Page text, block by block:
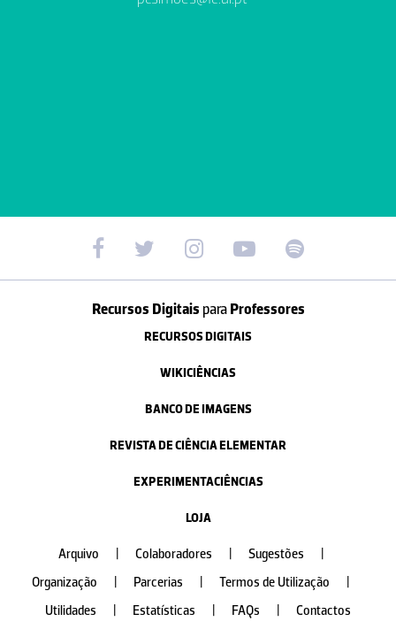
Recursos Digitais paraProfessores
RECURSOS DIGITAIS
WIKICIÊNCIAS
BANCO DE IMAGENS
REVISTA DE CIÊNCIA ELEMENTAR
EXPERIMENTACIÊNCIAS
LOJA
Arquivo Colaboradores Sugestões
Organização
Parcerias Termos de Utilização
Utilidades
Estatísticas FAQs Contactos